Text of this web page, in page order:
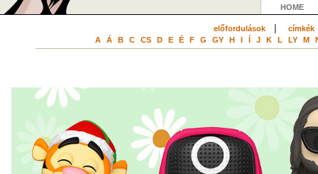
HOME
előfordulások| címkék
A Á B C CS D E É F G GY H I Í J K L LY M